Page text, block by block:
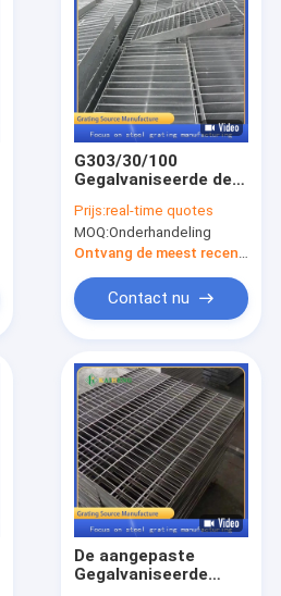
G303/30/100
Gegalvaniseerde de
van het Staalmetaal
voor Afvoerkanaal
raspen
Prijs:real-time quotes
MOQ:Onderhandeling
Contact nu
De aangepaste
Gegalvaniseerde